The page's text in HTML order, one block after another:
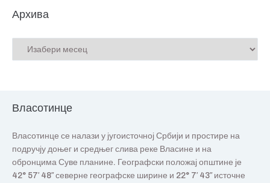
Архива
Власотинце
Власотинце се налази у југоисточној Србији и простире на
подручју доњег и средњег слива реке Власине и на
обронцима Суве планине. Географски положај општине је
42° 57′ 48″ северне географске ширине и 22° 7′ 43″ источне